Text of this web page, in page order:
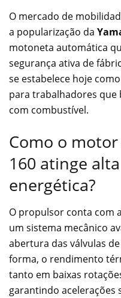
O mercado de
a popularização da
motoneta automática
segurança ativa de
se estabelece hoje
para trabalhadores que
com combustível.
Como o
160 atinge
energética?
O propulsor conta com
um sistema mecânico
abertura das válvulas
forma, o rendimento
tanto em baixas
garantindo acelerações